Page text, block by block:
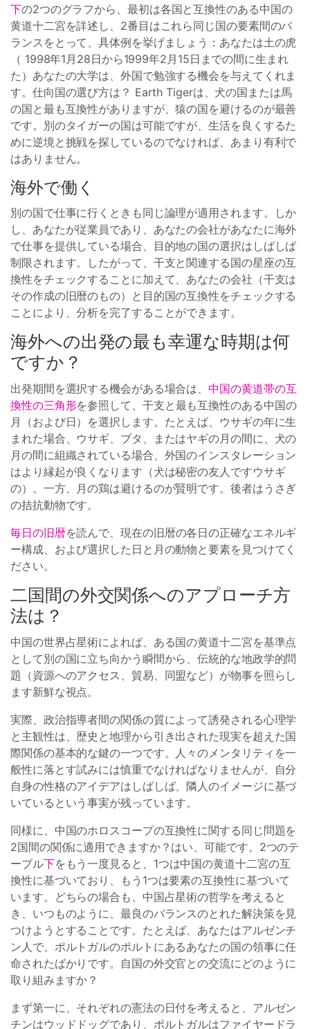
下の2つのグラフから、最初は各国と互換性のある中国の
黄道十二宮を詳述し、2番目はこれら同じ国の要素間のバ
ランスをとって、具体例を挙げましょう：あなたは土の虎
（ 1998年1月28日から1999年2月15日までの間に生まれ
た）あなたの大学は、外国で勉強する機会を与えてくれま
す。仕向国の選び方は？ Earth Tigerは、犬の国または馬
の国と最も互換性がありますが、猿の国を避けるのが最善
です。別のタイガーの国は可能ですが、生活を良くするた
めに逆境と挑戦を探しているのでなければ、あまり有利で
はありません。
海外で働く
別の国で仕事に行くときも同じ論理が適用されます。しか
し、あなたが従業員であり、あなたの会社があなたに海外
で仕事を提供している場合、目的地の国の選択はしばしば
制限されます。したがって、干支と関連する国の星座の互
換性をチェックすることに加えて、あなたの会社（干支は
その作成の旧暦のもの）と目的国の互換性をチェックする
ことにより、分析を完了することができます。
海外への出発の最も幸運な時期は何
ですか？
出発期間を選択する機会がある場合は、中国の黄道帯の互
換性の三角形を参照して、干支と最も互換性のある中国の
月（および日）を選択します。たとえば、ウサギの年に生
まれた場合、ウサギ、ブタ、またはヤギの月の間に、犬の
月の間に組織されている場合、外国のインスタレーション
はより縁起が良くなります（犬は秘密の友人ですウサギ
の）。一方、月の鶏は避けるのが賢明です。後者はうさぎ
の拮抗動物です。
毎日の旧暦を読んで、現在の旧暦の各日の正確なエネルギ
ー構成、および選択した日と月の動物と要素を見つけてく
ださい。
二国間の外交関係へのアプローチ方
法は？
中国の世界占星術によれば、ある国の黄道十二宮を基準点
として別の国に立ち向かう瞬間から、伝統的な地政学的問
題（資源へのアクセス、貿易、同盟など）が物事を照らし
ます新鮮な視点。
実際、政治指導者間の関係の質によって誘発される心理学
と主観性は、歴史と地理から引き出された現実を超えた国
際関係の基本的な鍵の一つです。人々のメンタリティを一
般性に落とす試みには慎重でなければなりませんが、自分
自身の性格のアイデアはしばしば、隣人のイメージに基づ
いているという事実が残っています。
同様に、中国のホロスコープの互換性に関する同じ問題を
2国間の関係に適用できますか？はい、可能です。2つのテ
ーブル下をもう一度見ると、1つは中国の黄道十二宮の互
換性に基づいており、もう1つは要素の互換性に基づいて
います。どちらの場合も、中国占星術の哲学を考えると
き、いつものように、最良のバランスのとれた解決策を見
つけようとすることです。たとえば、あなたはアルゼンチ
ン人で、ポルトガルのポルトにあるあなたの国の領事に任
命されたばかりです。自国の外交官との交流にどのように
取り組みますか？
まず第一に、それぞれの憲法の日付を考えると、アルゼン
チンはウッドドッグであり、ポルトガルはファイヤードラ